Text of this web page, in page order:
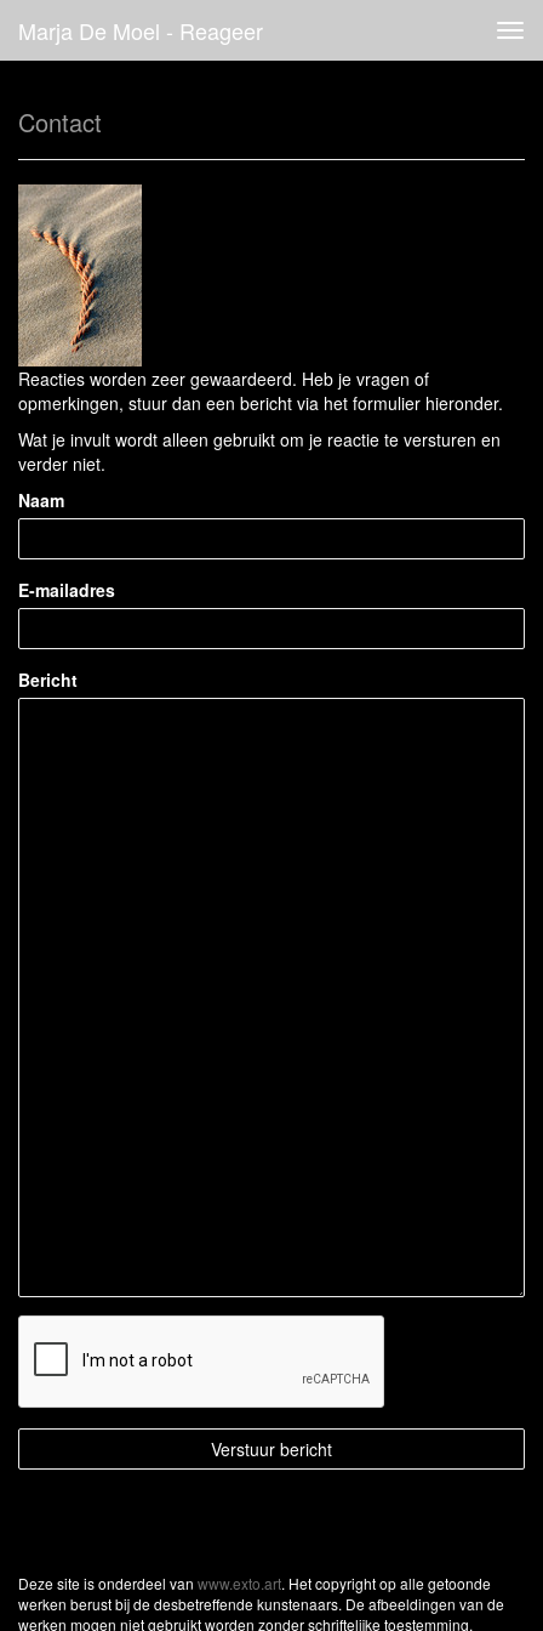
Marja De Moel - Reageer
Contact
Reacties worden zeer gewaardeerd. Heb je vragen of
opmerkingen, stuur dan een bericht via het formulier hieronder.
Wat je invult wordt alleen gebruikt om je reactie te versturen en
verder niet.
Naam
E-mailadres
Bericht
Deze site is onderdeel van www.exto.art. Het copyright op alle getoonde
werken berust bij de desbetreffende kunstenaars. De afbeeldingen van de
werken mogen niet gebruikt worden zonder schriftelijke toestemming.